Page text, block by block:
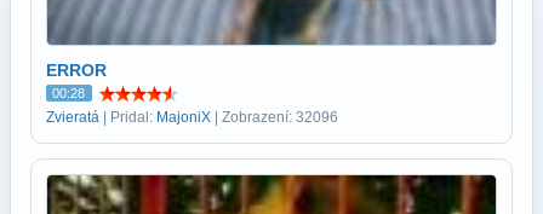
ERROR
00:28
Zvieratá | Pridal: MajoniX | Zobrazení: 32096